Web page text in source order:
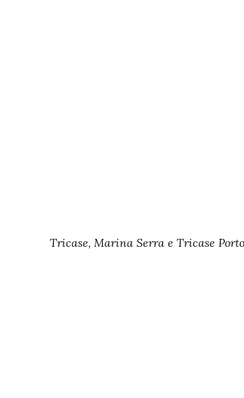
Tricase, Marina Serra e Tricase